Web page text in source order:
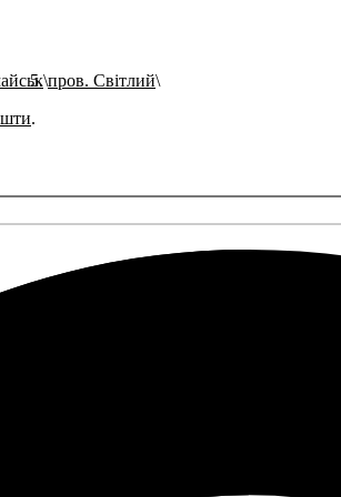
пров. Світлий
.